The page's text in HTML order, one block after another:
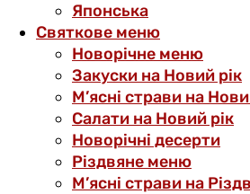
Японська
Святкове меню
Новорічне меню
Закуски на Новий рік
М’ясні страви на
Салати на Новий рік
Новорічні десерти
Різдвяне меню
М’ясні страви на